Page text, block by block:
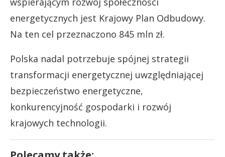
energetycznych jest Krajowy Plan Odbudowy.
Na ten cel przeznaczono 845 mln zł.
Polska nadal potrzebuje spójnej strategii
transformacji energetycznej uwzględniającej
bezpieczeństwo energetyczne,
konkurencyjność gospodarki i rozwój
krajowych technologii.